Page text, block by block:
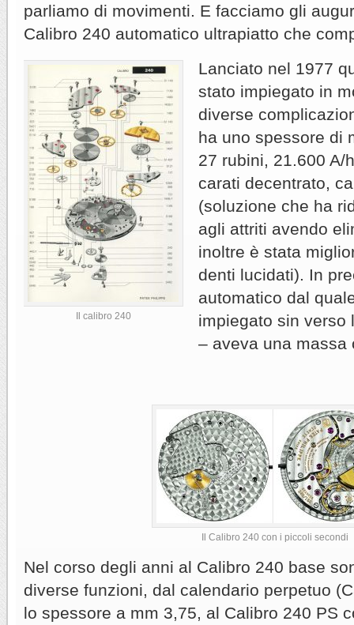
parliamo di movimenti. E facciamo gli
Calibro 240 automatico ultrapiatto che
Il calibro 240
Lanciato nel 1977
stato impiegato in
diverse
ha uno spessore di
27 rubini, 21.600 A/
carati decentrato,
(soluzione che ha
agli attriti avendo
inoltre è stata
denti lucidati). In
automatico dal
impiegato sin verso
– aveva una massa
Il Calibro 240 con i piccoli secondi
Nel corso degli anni al Calibro 240 base
diverse funzioni, dal calendario perpetuo
lo spessore a mm 3,75, al Calibro 240 PS